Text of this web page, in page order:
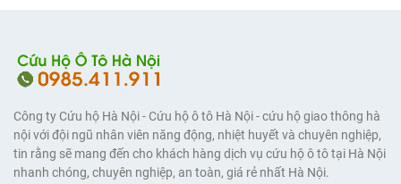
Công ty Cứu hộ Hà Nội - Cứu hộ ô tô Hà Nội - cứu hộ giao thông hà
nội với đội ngũ nhân viên năng động, nhiệt huyết và chuyên nghiệp,
tin rằng sẽ mang đến cho khách hàng dịch vụ cứu hộ ô tô tại Hà Nội
nhanh chóng, chuyên nghiệp, an toàn, giá rẻ nhất Hà Nội.